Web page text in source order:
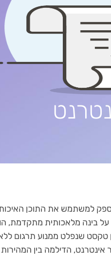
למשתמש את התוכן האיכותי
מבוסס על בינה מלאכותית מתקדמת,
טקסט שנפלט ממנוע תרגום
הדילמה בין